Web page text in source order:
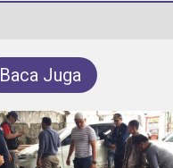
Baca Juga